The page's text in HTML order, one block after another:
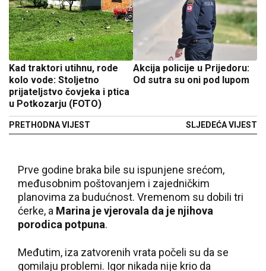
Kad traktori utihnu, rode
kolo vode: Stoljetno
prijateljstvo čovjeka i ptica
u Potkozarju (FOTO)
PRETHODNA VIJEST
Akcija policije u Prijedoru:
Od sutra su oni pod lupom
SLJEDEĆA VIJEST
Prve godine braka bile su ispunjene srećom,
međusobnim poštovanjem i zajedničkim
planovima za budućnost. Vremenom su dobili tri
ćerke, a Marina je vjerovala da je njihova
porodica potpuna.
Međutim, iza zatvorenih vrata počeli su da se
gomilaju problemi. Igor nikada nije krio da